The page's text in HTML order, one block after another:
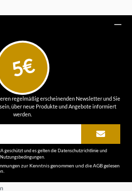
5€
regelmäßig erscheinenden Newsletter und Sie
über neue Produkte und Angebote informiert
werden.
geschützt und es gelten dieDatenschutzrichtlinieund
Nutzungsbedingungen
zur Kenntnis genommen und dieAGBgelesen